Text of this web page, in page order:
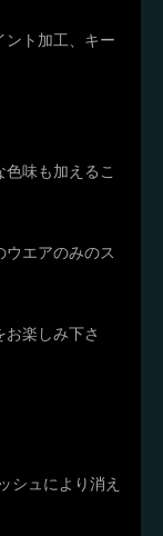
ント加工、キー
味も加えるこ
ウエアのみのス
お楽しみ下さ
シュにより消え